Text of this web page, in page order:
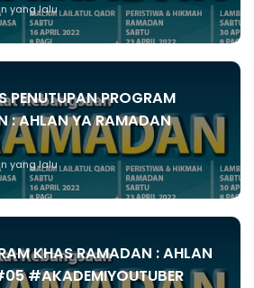
yang lalu
PENUTUPAN PROGRAM
: AHLAN YA RAMADAN
yang lalu
KHAS RAMADAN : AHLAN
#AKADEMIYOUTUBER